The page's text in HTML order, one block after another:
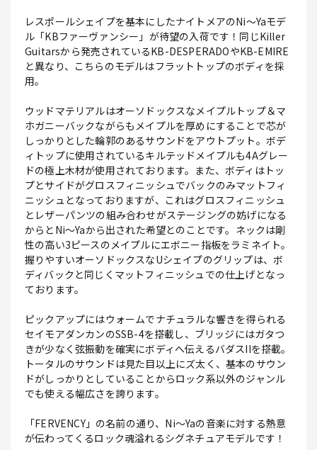
レスポールシェイプを基本にしたナイトメアのNi～Yaモデ
ル「KBファーヴァンシー」が待望の入荷です！同じKiller
Guitarsから発売されているKB-DESPERADOやKB-EMIRE
と異なり、こちらのモデルはフラットトップのボディを採
用。
ウッドマテリアルはオーソドックスなメイプルトップ＆マ
ホガニーバックながらもメイプルを厚めにすることで芯が
しっかりとした輪郭のあるサウンドをアウトプット。ボデ
ィトップに使用されているキルテッドメイプルも4Aグレー
ドの極上木材が使用されております。また、ボディはトッ
プとサイドがグロスフィニッシュでバックのみマットフィ
ニッシュとなっておりますが、これはグロスフィニッシュ
とレザーパンツの組み合わせがステージングの妨げになる
からとNi～Yaから出された希望とのことです。ネックは剛
性の高い3ピースのメイプルにエボニー指板をラミネイト。
握りやすいオーソドックスなUシェイプのグリップは、ボ
ディバックと同じくマットフィニッシュでの仕上げとなっ
ております。
ピックアップにはウォームでナチュラルな響きを得られる
セイモアダンカンのSSB-4を搭載し、ブリッジにはガタつ
きが少なく弦振動を確実にボディへ伝えるバダスIIを搭載。
トータルのサウンドは見た目以上にズ太く、基本のサウン
ドがしっかりとしていることからロック系以外のジャンル
でも使える幅広さを誇ります。
「FERVENCY」の名前の通り、Ni～Yaの音楽に対する熱意
が伝わってくるロック魂溢れるシグネチュアモデルです！